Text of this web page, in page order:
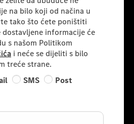
na bilo koji od načina u
tako što ćete poništiti
dostavljene informacije će
s našom Politikom
i neće se dijeliti s bilo
treće strane.
SMS Post